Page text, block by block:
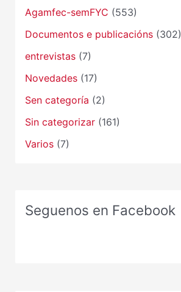
Agamfec-semFYC (553)
Documentos e publicacións(302)
entrevistas(7)
Novedades(17)
Sen categoría (2)
Sin categorizar(161)
Varios(7)
Seguenos en Facebook